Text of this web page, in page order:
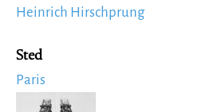
Heinrich Hirschprung
Sted
Paris
Image